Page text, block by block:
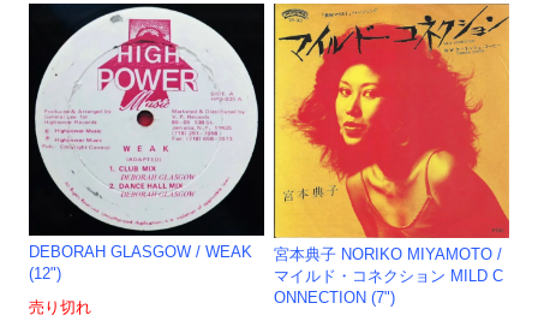
DEBORAH GLASGOW / WEAK
(12")
売り切れ
宮本典子 NORIKO MIYAMOTO /
マイルド・コネクション MILD C
ONNECTION (7")